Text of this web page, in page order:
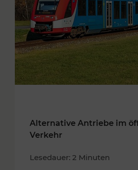
Alternative Antriebe im
Verkehr
Lesedauer: 2 Minuten